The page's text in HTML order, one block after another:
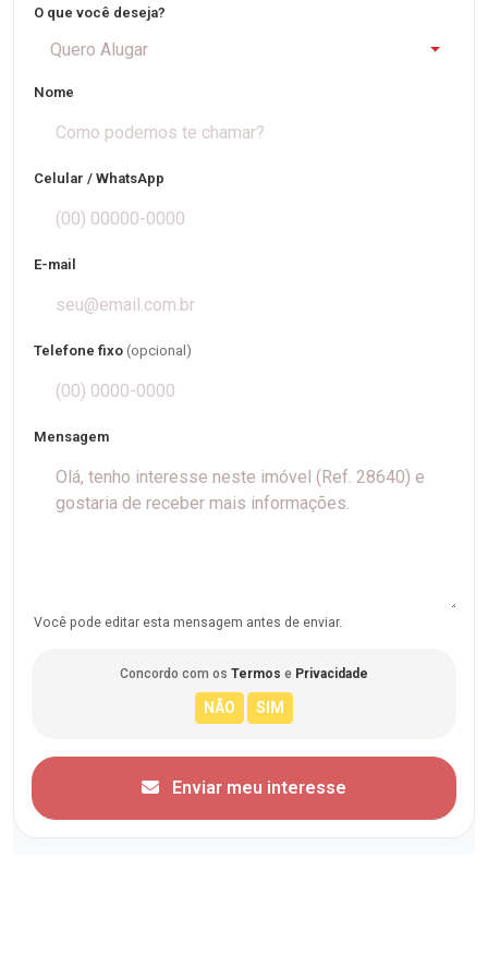
O que você deseja?
Quero Alugar
Nome
Celular / WhatsApp
E-mail
Telefone fixo (opcional)
Mensagem
Você pode editar esta mensagem antes de enviar.
Concordo com os Termos e Privacidade
Enviar meu interesse